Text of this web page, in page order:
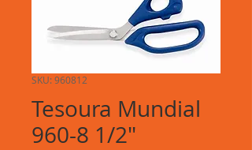
SKU: 960812
Tesoura Mundial
960-8 1/2"